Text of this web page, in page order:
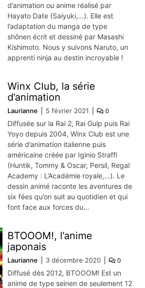
d’animation ou anime réalisé par
Hayato Date (Saiyuki,…). Elle est
l’adaptation du manga de type
shōnen écrit et dessiné par Masashi
Kishimoto. Nous y suivons Naruto, un
apprenti ninja au destin incroyable !
Winx Club, la série
d’animation
Laurianne 5 février 2021 0
Diffusée sur la Rai 2, Rai Gulp puis Rai
Yoyo depuis 2004, Winx Club est une
série d’animation italienne puis
américaine créée par Iginio Straffi
(Huntik, Tommy & Oscar, Persil, Regal
Academy : L’Académie royale,…). Le
dessin animé raconte les aventures de
six fées qu’on suit au quotidien et qui
font face aux forces du…
BTOOOM!, l’anime
japonais
Laurianne 3 décembre 2020 0
Diffusé dès 2012, BTOOOM! Est un
anime de type seinen de seulement 12